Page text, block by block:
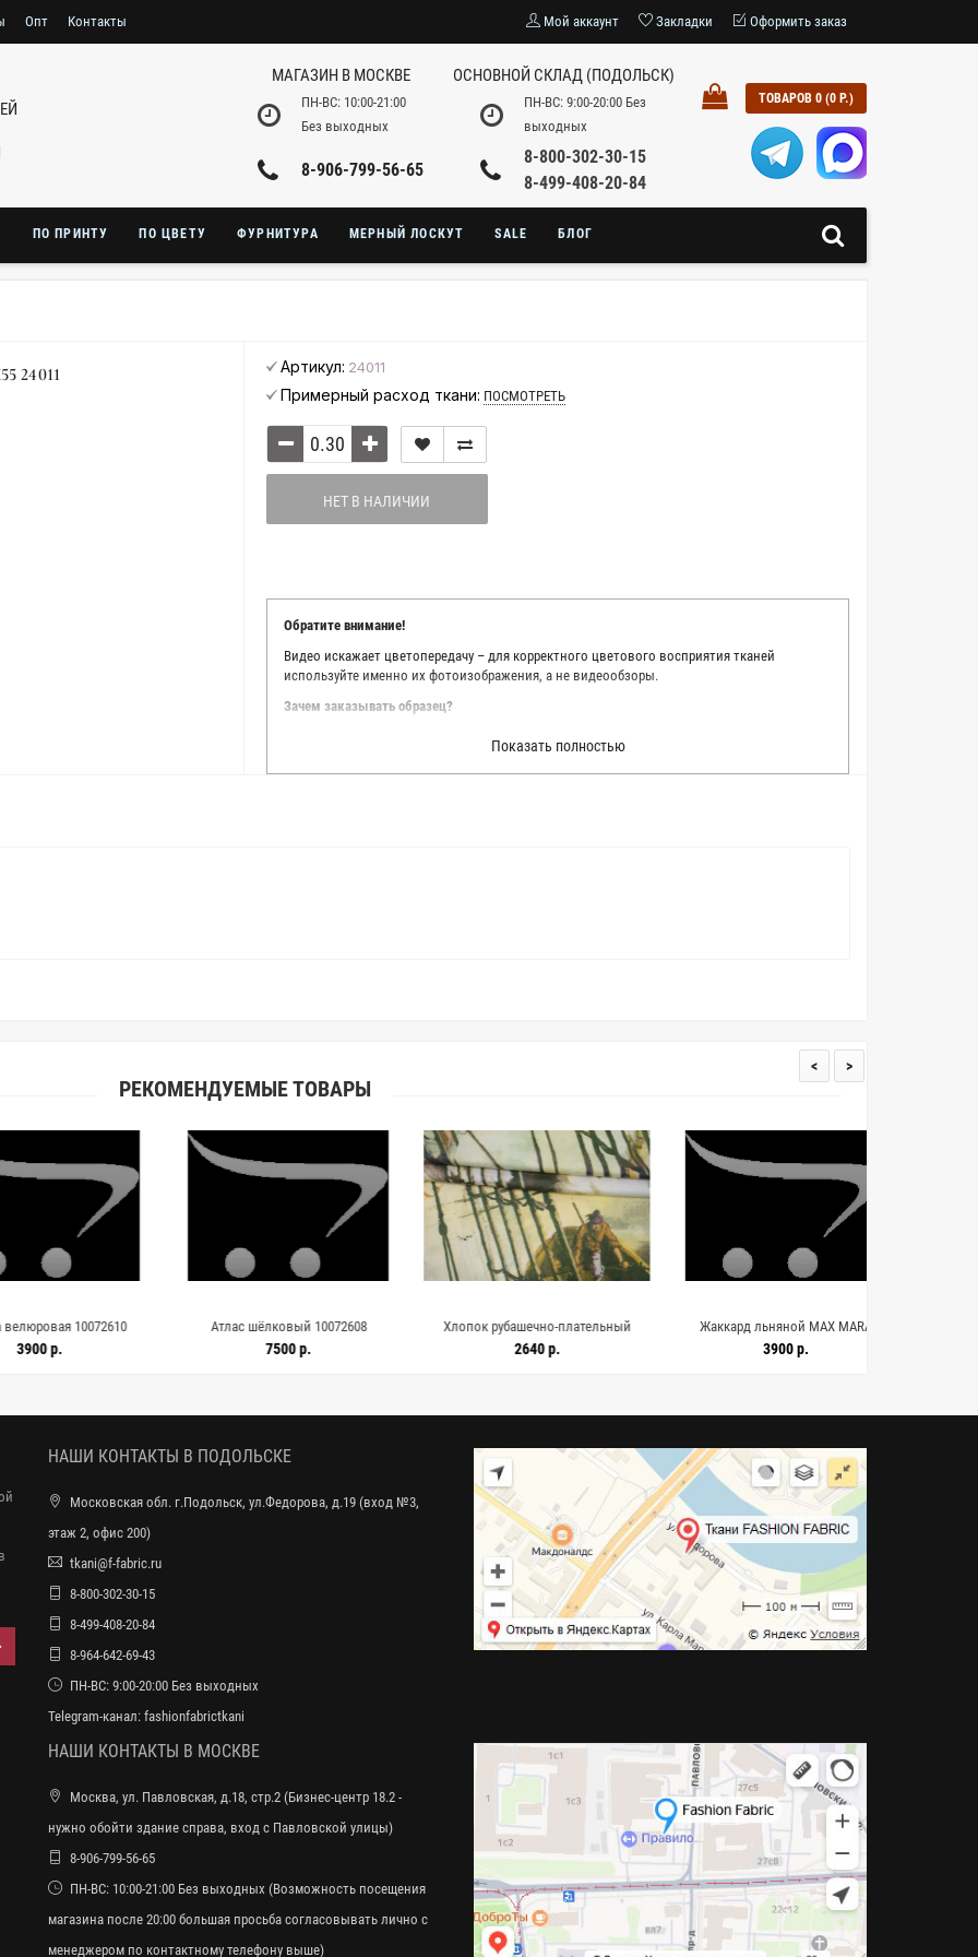
Опт Контакты Мой аккаунт Закладки Оформить заказ
МАГАЗИН В МОСКВЕ
ПН-ВС: 10:00-21:00
Без выходных
8-906-799-56-65
ОСНОВНОЙ СКЛАД (ПОДОЛЬСК)
ПН-ВС: 9:00-20:00 Без
выходных
8-800-302-30-15
8-499-408-20-84
ТОВАРОВ 0 (0 Р.)
ПО ПРИНТУ ПО ЦВЕТУ ФУРНИТУРА МЕРНЫЙ ЛОСКУТ SALE БЛОГ
24011 Артикул: 24011
Примерный расход ткани: ПОСМОТРЕТЬ
НЕТ В НАЛИЧИИ
Обратите внимание!
Видео искажает цветопередачу – для корректного цветового восприятия тканей
используйте именно их фотоизображения, а не видеообзоры.
Зачем заказывать образец?
Мы делаем все возможное, чтобы точно описать цвет каждой ткани из нашего каталога.
Мы осматриваем и фотографируем каждую ткань в естественном свете, стараемся
находить только правильные цветовые условия и описания. Но несмотря на наши
Показать полностью
РЕКОМЕНДУЕМЫЕ ТОВАРЫ
10072610
р.
Атлас шёлковый 10072608
7500 р.
Хлопок рубашечно-плательный
ICEBERG H9/4 A70 10072606
2640 р.
Жаккард льняной MAX MARA
Коричнево-молочный орнамент DJ
3900 р.
< >
НАШИ КОНТАКТЫ В ПОДОЛЬСКЕ
Московская обл. г.Подольск, ул.Федорова, д.19 (вход №3,
этаж 2, офис 200)
tkani@f-fabric.ru
8-800-302-30-15
8-499-408-20-84
8-964-642-69-43
ПН-ВС: 9:00-20:00 Без выходных
Telegram-канал: fashionfabrictkani
НАШИ КОНТАКТЫ В МОСКВЕ
Москва, ул. Павловская, д.18, стр.2 (Бизнес-центр 18.2 -
нужно обойти здание справа, вход с Павловской улицы)
8-906-799-56-65
ПН-ВС: 10:00-21:00 Без выходных (Возможность посещения
магазина после 20:00 большая просьба согласовывать лично с
менеджером по контактному телефону выше)